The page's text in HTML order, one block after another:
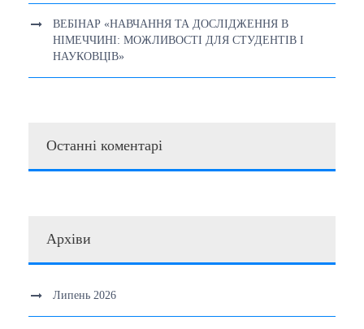
ВЕБІНАР «НАВЧАННЯ ТА ДОСЛІДЖЕННЯ В
НІМЕЧЧИНІ: МОЖЛИВОСТІ ДЛЯ СТУДЕНТІВ І
НАУКОВЦІВ»
Останні коментарі
Архіви
Липень 2026